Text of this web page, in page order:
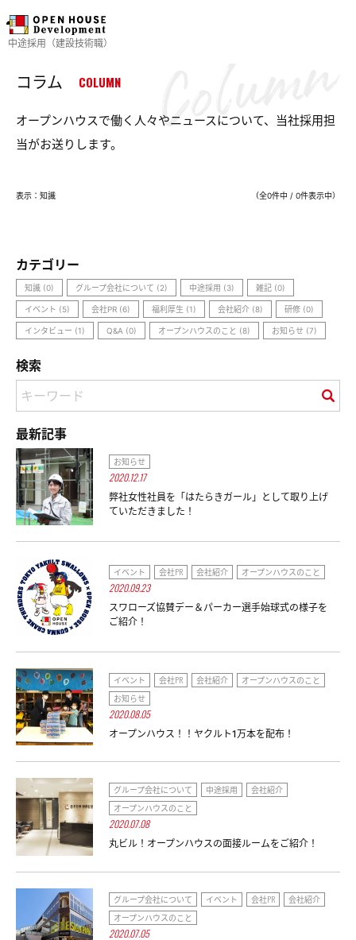
中途採用（建設技術職）
コラム COLUMN
オープンハウスで働く人々やニュースについて、当社採用担
当がお送りします。
表示：知識 （全0件中 / 0件表示中）
カテゴリー
知識 (0) グループ会社について (2) 中途採用 (3) 雑記 (0)
イベント (5) 会社PR (6) 福利厚生 (1) 会社紹介 (8) 研修 (0)
インタビュー (1) Q&A (0) オープンハウスのこと (8) お知らせ (7)
検索
最新記事
お知らせ
2020.12.17
弊社女性社員を「はたらきガール」として取り上げ
ていただきました！
イベント 会社PR 会社紹介 オープンハウスのこと
2020.09.23
スワローズ協賛デー＆パーカー選手始球式の様子を
ご紹介！
イベント 会社PR 会社紹介
オープンハウスのこと
お知らせ
2020.08.05
オープンハウス！！ヤクルト1万本を配布！
グループ会社について 中途採用
会社紹介
オープンハウスのこと
2020.07.08
丸ビル！オープンハウスの面接ルームをご紹介！
グループ会社について イベント 会社PR
会社紹介
オープンハウスのこと
2020.07.05